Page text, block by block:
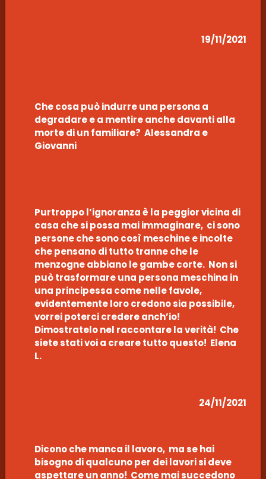
19/11/2021
Che cosa può indurre una persona a
degradare e a mentire anche davanti alla
morte di un familiare? Alessandra e
Giovanni
Purtroppo l’ignoranza è la peggior vicina di
casa che si possa mai immaginare, ci sono
persone che sono così meschine e incolte
che pensano di tutto tranne che le
menzogne abbiano le gambe corte. Non si
può trasformare una persona meschina in
una principessa come nelle favole,
evidentemente loro credono sia possibile,
vorrei poterci credere anch’io!
Dimostratelo nel raccontare la verità! Che
siete stati voi a creare tutto questo! Elena
L.
24/11/2021
Dicono che manca il lavoro, ma se hai
bisogno di qualcuno per dei lavori si deve
aspettare un anno! Come mai succedono